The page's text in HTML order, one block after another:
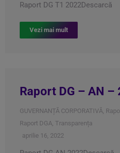
Raport DG T1 2022Descarcă
Vezi mai mult
Raport DG – AN –
GUVERNANȚĂ CORPORATIVĂ,
Raport DGA, Transparența
aprilie 16, 2022